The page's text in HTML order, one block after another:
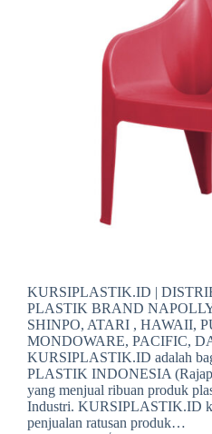
KURSIPLASTIK.ID |
PLASTIK BRAND
SHINPO, ATARI , HAWAII,
MONDOWARE, PACIFIC,
KURSIPLASTIK.ID adalah
PLASTIK INDONESIA
yang menjual ribuan produk
Industri. KURSIPLASTIK.ID
penjualan ratusan produk…